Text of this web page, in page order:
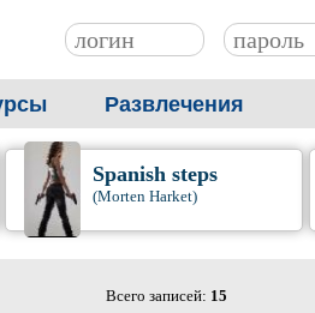
Развлечения
Spanish steps
(Morten Harket)
Всего записей: 15